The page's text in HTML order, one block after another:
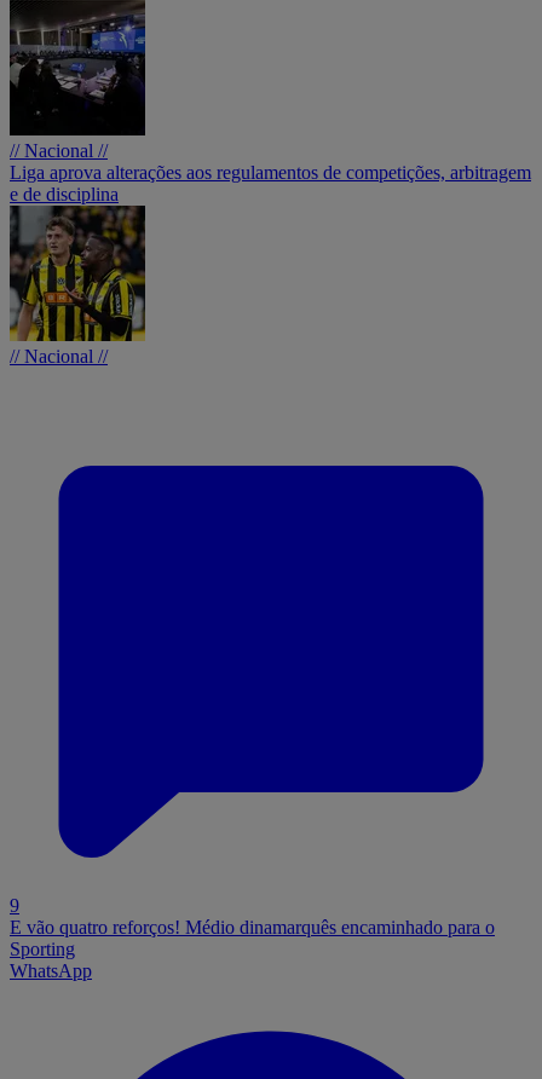
// Nacional //
Liga aprova alterações aos regulamentos de competições, arbitragem
e de disciplina
// Nacional //
9
E vão quatro reforços! Médio dinamarquês encaminhado para o
Sporting
WhatsApp